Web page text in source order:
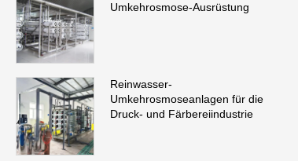
Umkehrosmose-Ausrüstung
Reinwasser-
Umkehrosmoseanlagen für die
Druck- und Färbereiindustrie